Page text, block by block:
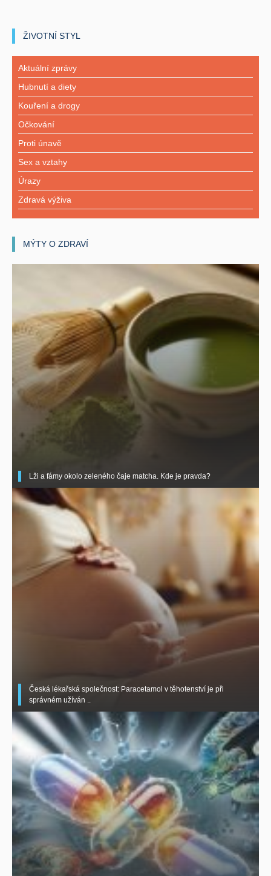
ŽIVOTNÍ STYL
Aktuální zprávy
Hubnutí a diety
Kouření a drogy
Očkování
Proti únavě
Sex a vztahy
Úrazy
Zdravá výživa
MÝTY O ZDRAVÍ
Lži a fámy okolo zeleného čaje matcha. Kde je pravda?
Česká lékařská společnost: Paracetamol v těhotenství je při
správném užíván ..